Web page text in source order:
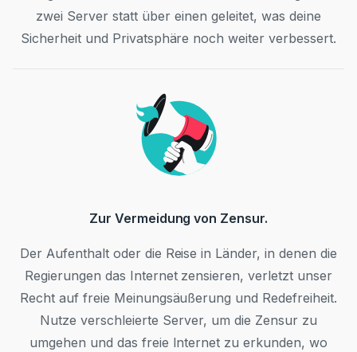
zwei Server statt über einen geleitet, was deine
Sicherheit und Privatsphäre noch weiter verbessert.
Zur Vermeidung von Zensur.
Der Aufenthalt oder die Reise in Länder, in denen die
Regierungen das Internet zensieren, verletzt unser
Recht auf freie Meinungsäußerung und Redefreiheit.
Nutze verschleierte Server, um die Zensur zu
umgehen und das freie Internet zu erkunden, wo